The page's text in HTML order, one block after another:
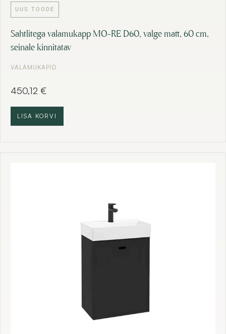
UUS TOODE
Sahtlitega valamukapp MO-RE D60, valge matt, 60 cm,
seinale kinnitatav
VALAMUKAPID
450,12 €
LISA KORVI